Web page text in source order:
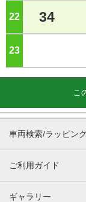
22 34
23
こ
車両検索/ラッピン
ご利用ガイド
ギャラリー